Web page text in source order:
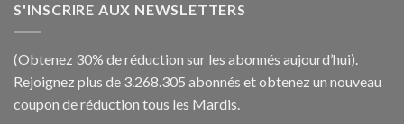
S'INSCRIRE AUX NEWSLETTERS
(Obtenez 30% de réduction sur les abonnés aujourd’hui).
Rejoignez plus de 3.268.305 abonnés et obtenez un nouveau
coupon de réduction tous les Mardis.